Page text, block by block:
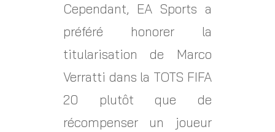
Cependant, EA Sports a
préféré honorer la
titularisation de Marco
Verratti dans la TOTS FIFA
20 plutôt que de
récompenser un joueur